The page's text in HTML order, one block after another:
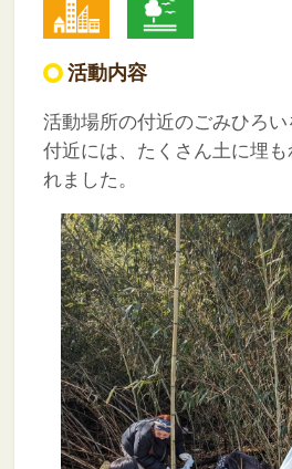
活動内容
活動場所の付近のごみひろい
付近には、たくさん土に埋
れました。